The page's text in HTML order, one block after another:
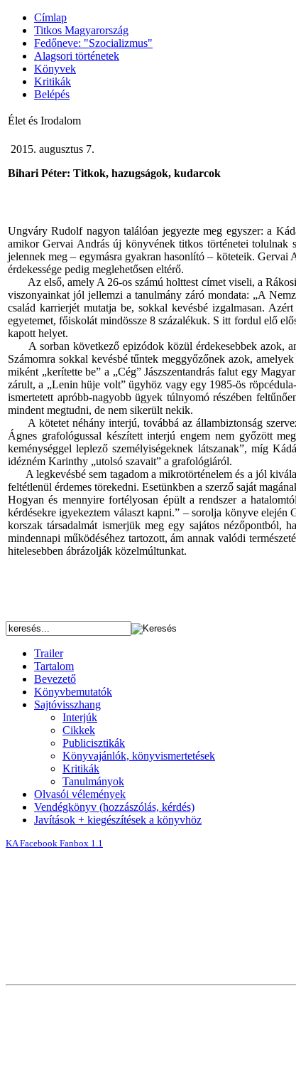
Címlap
Titkos Magyarország
Fedőneve: "Szocializmus"
Alagsori történetek
Könyvek
Kritikák
Belépés
Élet és Irodalom
2015. augusztus 7.
Bihari Péter: Titkok, hazugságok, kudarcok
Ungváry Rudolf nagyon találóan jegyezte meg egyszer: a
amikor Gervai András új könyvének titkos történetei tolulnak
jelennek meg – egymásra gyakran hasonlító – köteteik. Gervai
érdekessége pedig meglehetősen eltérő.
Az első, amely A 26-os számú holttest címet viseli, a
viszonyainkat jól jellemzi a tanulmány záró mondata: „A
család karrierjét mutatja be, sokkal kevésbé izgalmasan.
egyetemet, főiskolát mindössze 8 százalékuk. S itt fordul elő
kapott helyet.
A sorban következő epizódok közül érdekesebbek azok,
Számomra sokkal kevésbé tűntek meggyőzőnek azok,
miként „kerítette be” a „Cég” Jászszentandrás falut egy
zárult, a „Lenin hüje volt” ügyhöz vagy egy 1985-ös
ismertetett apróbb-nagyobb ügyek túlnyomó részében
mindent megtudni, de nem sikerült nekik.
A kötetet néhány interjú, továbbá az állambiztonság
Ágnes grafológussal készített interjú engem nem győzött
keménységgel leplező személyiségeknek látszanak”, míg
idézném Karinthy „utolsó szavait” a grafológiáról.
A legkevésbé sem tagadom a mikrotörténelem és a jól
feltétlenül érdemes törekedni. Esetünkben a szerző saját
Hogyan és mennyire fortélyosan épült a rendszer a
kérdésekre igyekeztem választ kapni.” – sorolja könyve
korszak társadalmát ismerjük meg egy sajátos nézőpontból,
mindennapi működéséhez tartozott, ám annak valódi
hitelesebben ábrázolják közelmúltunkat.
Trailer
Tartalom
Bevezető
Könyvbemutatók
Sajtóvisszhang
Interjúk
Cikkek
Publicisztikák
Könyvajánlók, könyvismertetések
Kritikák
Tanulmányok
Olvasói vélemények
Vendégkönyv (hozzászólás, kérdés)
Javítások + kiegészítések a könyvhöz
KA Facebook Fanbox 1.1